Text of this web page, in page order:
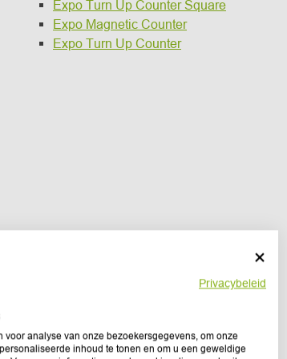
Expo Turn Up Counter Square
Expo Magnetic Counter
Expo Turn Up Counter
Privacybeleid
voor analyse van onze bezoekersgegevens, om onze
inhoud te tonen en om u een geweldige